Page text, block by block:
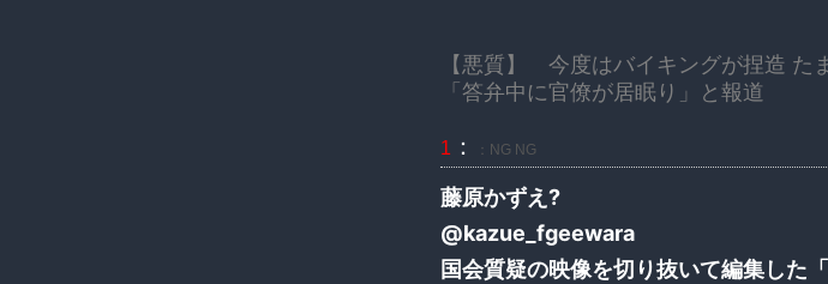
【悪質】 今度はバイキングが捏造 た
「答弁中に官僚が居眠り」と報道
1 ： ：NG NG
藤原かずえ?
@kazue_fgeewara
国会質疑の映像を切り抜いて編集した